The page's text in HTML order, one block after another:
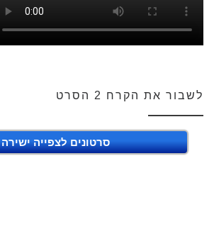
לשבור את הקרח 2 הסרט
סרטונים לצפייה ישירה